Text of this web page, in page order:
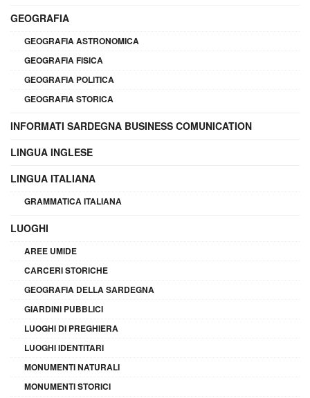
GEOGRAFIA
GEOGRAFIA ASTRONOMICA
GEOGRAFIA FISICA
GEOGRAFIA POLITICA
GEOGRAFIA STORICA
INFORMATI SARDEGNA BUSINESS COMUNICATION
LINGUA INGLESE
LINGUA ITALIANA
GRAMMATICA ITALIANA
LUOGHI
AREE UMIDE
CARCERI STORICHE
GEOGRAFIA DELLA SARDEGNA
GIARDINI PUBBLICI
LUOGHI DI PREGHIERA
LUOGHI IDENTITARI
MONUMENTI NATURALI
MONUMENTI STORICI